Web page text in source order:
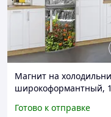
Магнит на
широкоформантный,
Готово к отправке